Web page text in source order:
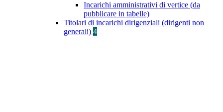
Incarichi amministrativi di vertice (da
pubblicare in tabelle)
Titolari di incarichi dirigenziali (dirigenti non
generali) 4